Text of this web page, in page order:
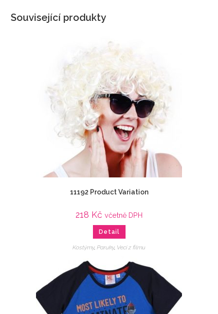
Související produkty
11192 Product Variation
218 Kč včetně DPH
Detail
Kostýmy, Paruky, Veci z filmu